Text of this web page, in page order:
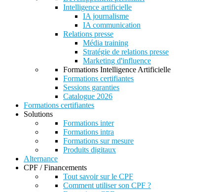
Intelligence artificielle
IA journalisme
IA communication
Relations presse
Média training
Stratégie de relations presse
Marketing d'influence
Formations Intelligence Artificielle
Formations certifiantes
Sessions garanties
Catalogue 2026
Formations certifiantes
Solutions
Formations inter
Formations intra
Formations sur mesure
Produits digitaux
Alternance
CPF / Financements
Tout savoir sur le CPF
Comment utiliser son CPF ?